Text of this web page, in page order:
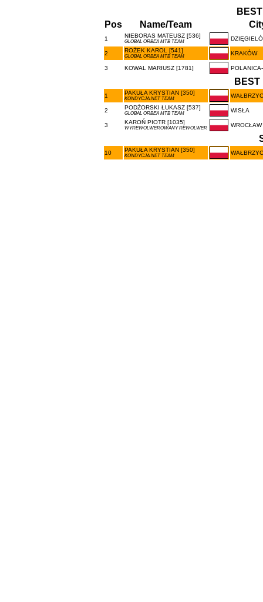
Pos
Name/Team
1 NIEBORAS MATEUSZ [536]
GLOBAL ORBEA MTB TEAM
2 ROŻEK KAROL [541]
GLOBAL ORBEA MTB TEAM KRAKÓW
3 KOWAL MARIUSZ [1781]
BEST
1 PAKUŁA KRYSTIAN [350]
KONDYCJA.NET TEAM
2 PODŻORSKI ŁUKASZ [537]
GLOBAL ORBEA MTB TEAM WISŁA
3 KAROŃ PIOTR [1035]
WYREWOLWEROWANY REWOLWER WROCŁAW
10 PAKUŁA KRYSTIAN [350]
KONDYCJA.NET TEAM